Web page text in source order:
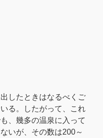
したときはなるべくご
る。したがって、これ
、幾多の温泉に入って
いが、その数は200～